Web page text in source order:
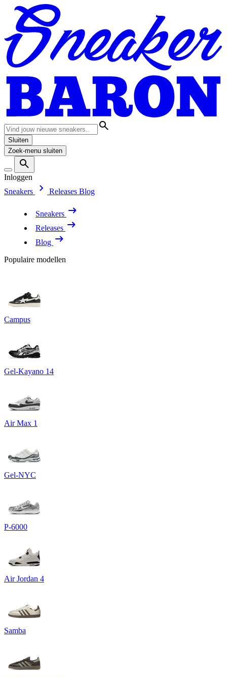
Sluiten
Zoek-menu sluiten
Inloggen
Sneakers
Releases Blog
Sneakers
Releases
Blog
Populaire modellen
Campus
Gel-Kayano 14
Air Max 1
Gel-NYC
P-6000
Air Jordan 4
Samba